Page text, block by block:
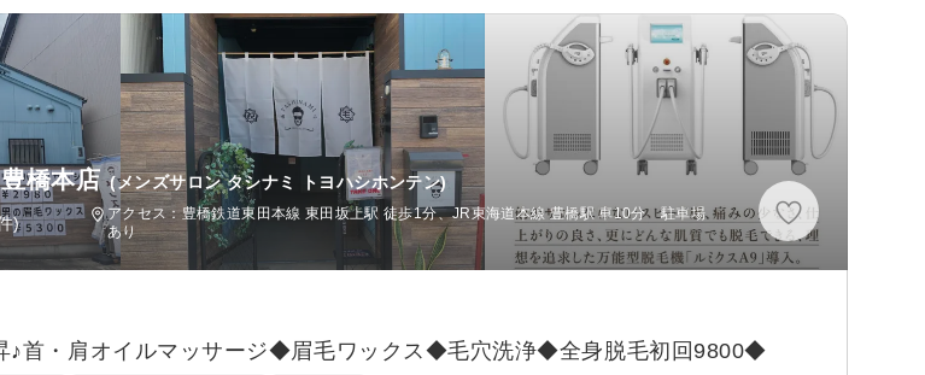
橋本店 (メンズサロン タシナミ トヨハシホンテン)
)
アクセス：豊橋鉄道東田本線 東田坂上駅 徒歩1分、JR東海道本線 豊橋駅 車10分 駐車場
あり
♪首・肩オイルマッサージ◆眉毛ワックス◆毛穴洗浄◆全身脱毛初回9800◆